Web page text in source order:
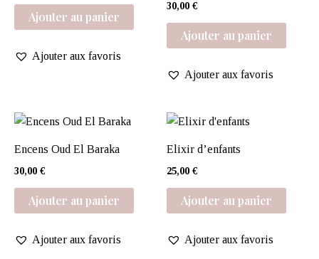
Ajouter au panier
Ajouter aux favoris
30,00 €
Ajouter au panier
Ajouter aux favoris
Encens Oud El Baraka
30,00 €
Ajouter au panier
Ajouter aux favoris
Elixir d’enfants
25,00 €
Ajouter au panier
Ajouter aux favoris